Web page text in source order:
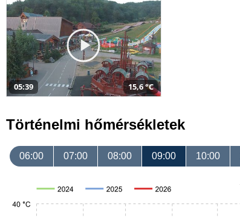
05:39 15,6 °C
Történelmi hőmérsékletek
06:00 07:00 08:00 09:00 10:00